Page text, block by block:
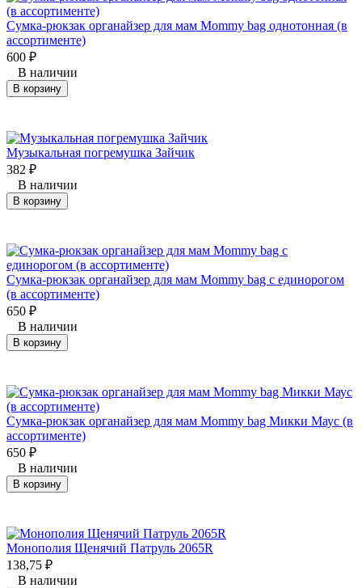
Сумка-рюкзак органайзер для мам Mommy bag однотонная (в
ассортименте)
600 ₽
В наличии
В корзину
Музыкальная погремушка Зайчик
382 ₽
В наличии
В корзину
Сумка-рюкзак органайзер для мам Mommy bag с единорогом
(в ассортименте)
650 ₽
В наличии
В корзину
Сумка-рюкзак органайзер для мам Mommy bag Микки Маус (в
ассортименте)
650 ₽
В наличии
В корзину
Монополия Щенячий Патруль 2065R
138,75 ₽
В наличии